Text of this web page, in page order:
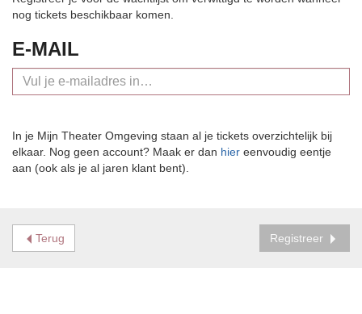
nog tickets beschikbaar komen.
E-MAIL
In je Mijn Theater Omgeving staan al je tickets overzichtelijk bij
elkaar. Nog geen account? Maak er dan hier eenvoudig eentje
aan (ook als je al jaren klant bent).
Terug Registreer